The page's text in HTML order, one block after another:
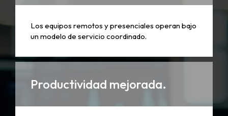
Los equipos remotos y presenciales operan bajo
un modelo de servicio coordinado.
Productividad mejorada.